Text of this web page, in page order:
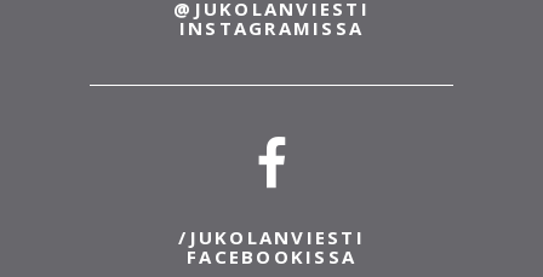
Löytötavarapalvelun Turun toimipisteelle
Viilarinkatu 5, 20320 Turku
(https://loytotavara.net/loytotavaratoimistot/turku/).